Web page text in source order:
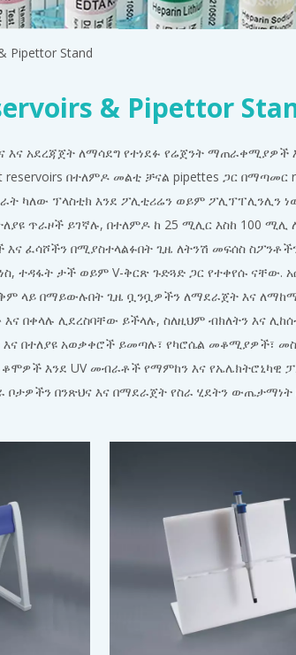
Pipettor Stand
& Pipettor
እና አደረጃጀት ለማሳደግ የተነደፉ የሬጀንት
በተለምዶ መልቲ ቻናል pipettes ጋር
ካለው ፕላስቲክ እንደ ፖሊቲሪሬን ወይም ፖሊፕፐሊንሊን
ጥራዞች ይገኛሉ, በተለምዶ ከ 25 ሚሊር እስከ 100
ፈሳሾችን በሚያስተላልፉበት ጊዜ ለትንሽ መፍሰስ
ተዳፋት ታች ወይም V-ቅርጽ ጉድጓድ ጋር የተቀየሱ ናቸው.
ላይ በማይውሉበት ጊዜ ቧንቧዎችን ለማደራጀት እና
​​በቀላሉ ሊደረስባቸው ይችላሉ, ስለዚህም ብክለትን እና
እና በተለያዩ አወቃቀሮች ይመጣሉ፣ የካሮሴል መቆሚያዎች፣
እንደ UV መብራቶች የማምከን እና የኤሌክትሮኒካዊ
ቦታዎችን በንጽህና እና በማደራጀት የስራ ሂደትን